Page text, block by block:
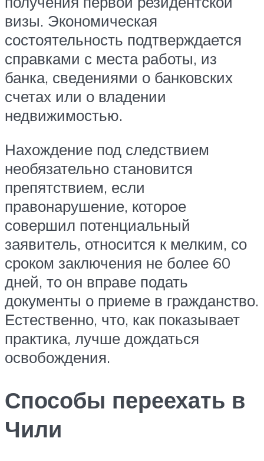
визы. Экономическая
состоятельность подтверждается
справками с места работы, из
банка, сведениями о банковских
счетах или о владении
недвижимостью.
Нахождение под следствием
необязательно становится
препятствием, если
правонарушение, которое
совершил потенциальный
заявитель, относится к мелким, со
сроком заключения не более 60
дней, то он вправе подать
документы о приеме в гражданство.
Естественно, что, как показывает
практика, лучше дождаться
освобождения.
Способы переехать в
Чили